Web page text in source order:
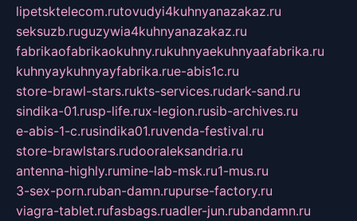
lipetsktelecom.rutovudyi4kuhnyanazakaz.ru
seksuzb.ruguzywia4kuhnyanazakaz.ru
fabrikaofabrikaokuhny.rukuhnyaekuhnyaafabrika.ru
kuhnyaykuhnyayfabrika.rue-abis1c.ru
store-brawl-stars.rukts-services.rudark-sand.ru
sindika-01.rusp-life.rux-legion.rusib-archives.ru
e-abis-1-c.rusindika01.ruvenda-festival.ru
store-brawlstars.rudooraleksandria.ru
antenna-highly.rumine-lab-msk.ru1-mus.ru
3-sex-porn.ruban-damn.rupurse-factory.ru
viagra-tablet.rufasbags.ruadler-jun.rubandamn.ru